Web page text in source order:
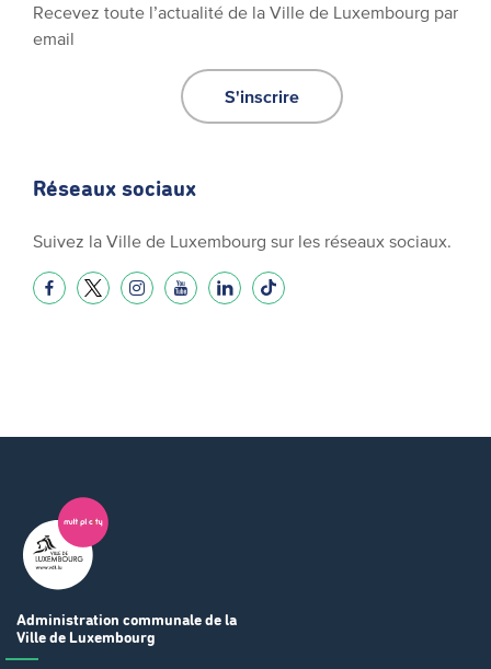
Recevez toute l’actualité de la Ville de Luxembourg par
email
S'inscrire
Réseaux sociaux
Suivez la Ville de Luxembourg sur les réseaux sociaux.
Administration communale de la
Ville de Luxembourg